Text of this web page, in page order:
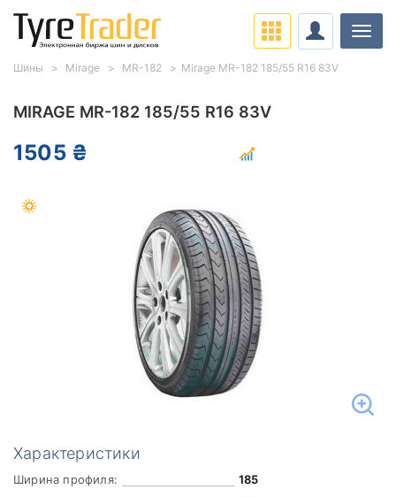
MIRAGE MR-182 185/55 R16 83V
1505 ₴
Характеристики
Ширина профиля:
185
Шины Mirage MR-182 Mirage MR-182 185/55 R16 83V